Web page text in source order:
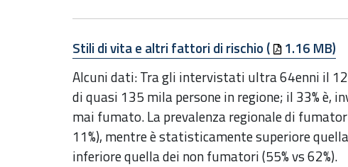
Stili di vita e altri fattori di rischio (
1.16 MB)
Alcuni dati: Tra gli intervistati ultra 64enni il
di quasi 135 mila persone in regione; il 33% è,
mai fumato. La prevalenza regionale di
11%), mentre è statisticamente superiore
inferiore quella dei non fumatori (55% vs 62%).